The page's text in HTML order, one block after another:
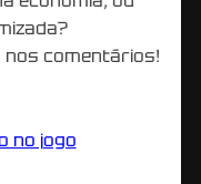
comentários!
no jogo